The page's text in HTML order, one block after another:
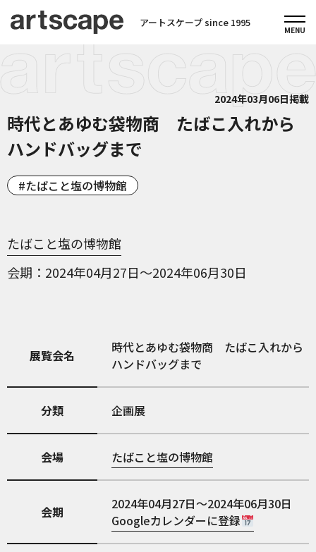
アートスケープ since 1995
2024年03月06日掲載
時代とあゆむ袋物商 たばこ入れから
ハンドバッグまで
たばこと塩の博物館
たばこと塩の博物館
会期
2024年04月27日～2024年06月30日
展覧会名
時代とあゆむ袋物商 たばこ入れから
ハンドバッグまで
分類 企画展
会場 たばこと塩の博物館
会期
2024年04月27日～2024年06月30日
Googleカレンダーに登録